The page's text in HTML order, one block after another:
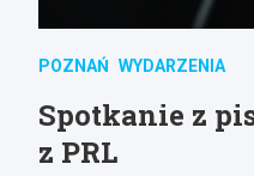
POZNAŃ WYDARZENIA
Spotkanie z
z PRL